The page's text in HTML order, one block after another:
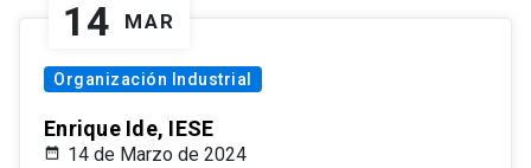
14 MAR
Organización Industrial
Enrique Ide, IESE
14 de Marzo de 2024